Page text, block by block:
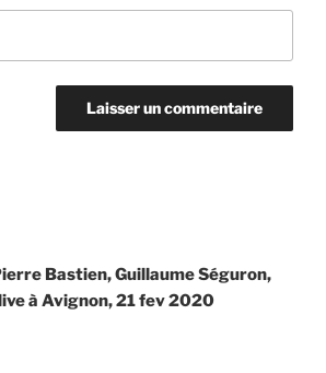
Bastien, Guillaume Séguron,
à Avignon, 21 fev 2020